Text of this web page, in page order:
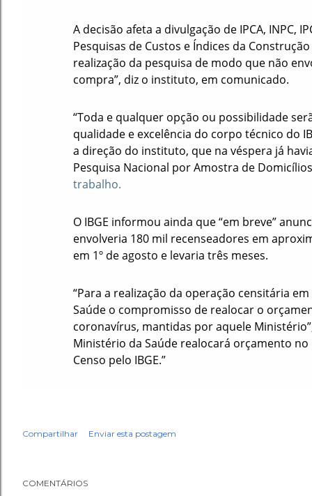
A decisão afeta a divulgação de IPCA, INPC,
Pesquisas de Custos e Índices da
realização da pesquisa de modo que não
compra”, diz o instituto, em comunicado.
“Toda e qualquer opção ou possibilidade
qualidade e excelência do corpo técnico do
a direção do instituto, que na véspera já
Pesquisa Nacional por Amostra de
trabalho.
O IBGE informou ainda que “em breve”
envolveria 180 mil recenseadores em
em 1º de agosto e levaria três meses.
“Para a realização da operação censitária
Saúde o compromisso de realocar o
coronavírus, mantidas por aquele
Ministério da Saúde realocará orçamento
Censo pelo IBGE.”
Compartilhar Enviar esta postagem
COMENTÁRIOS